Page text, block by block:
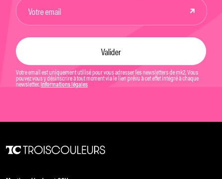
Votre email est uniquement utilisé pour vous adresser les newsletters de mk2. Vous
pouvez vous y désinscrire à tout moment via le lien prévu à cet effet intégré à chaque
newsletter. Informations légales